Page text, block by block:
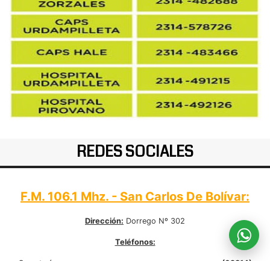
REDES SOCIALES
F.M. 106.1 Mhz. - San Carlos De Bolívar:
Dirección: Dorrego Nº 302
Teléfonos: